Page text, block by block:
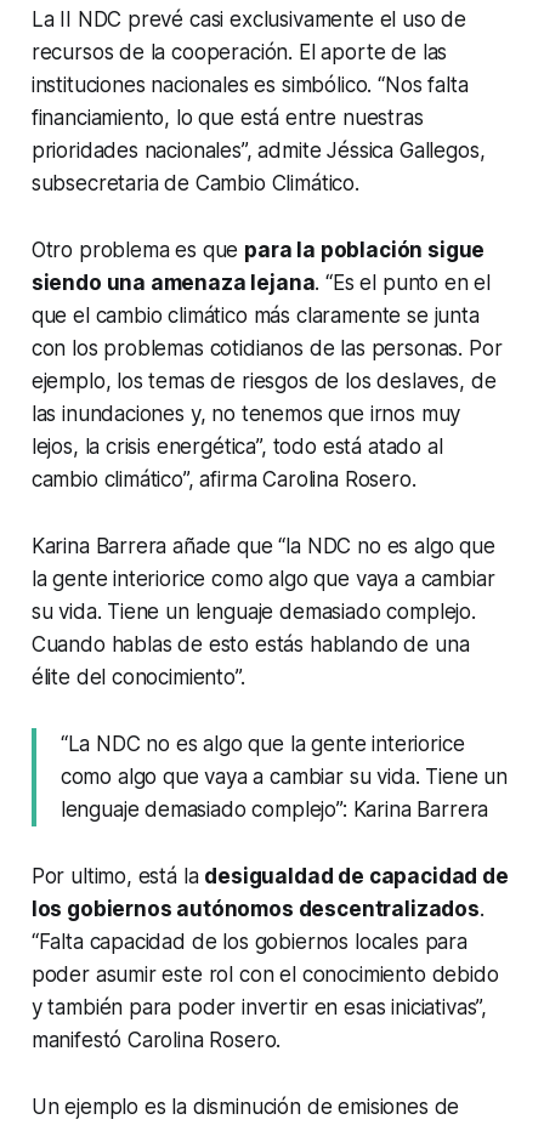
La II NDC prevé casi exclusivamente el uso de
recursos de la cooperación. El aporte de las
instituciones nacionales es simbólico. “Nos falta
financiamiento, lo que está entre nuestras
prioridades nacionales”, admite Jéssica Gallegos,
subsecretaria de Cambio Climático.
Otro problema es que para la población sigue
siendo una amenaza lejana. “Es el punto en el
que el cambio climático más claramente se junta
con los problemas cotidianos de las personas. Por
ejemplo, los temas de riesgos de los deslaves, de
las inundaciones y, no tenemos que irnos muy
lejos, la crisis energética”, todo está atado al
cambio climático”, afirma Carolina Rosero.
Karina Barrera añade que “la NDC no es algo que
la gente interiorice como algo que vaya a cambiar
su vida. Tiene un lenguaje demasiado complejo.
Cuando hablas de esto estás hablando de una
élite del conocimiento”.
“La NDC no es algo que la gente interiorice
como algo que vaya a cambiar su vida. Tiene un
lenguaje demasiado complejo”: Karina Barrera
Por ultimo, está la desigualdad de capacidad de
los gobiernos autónomos descentralizados.
“Falta capacidad de los gobiernos locales para
poder asumir este rol con el conocimiento debido
y también para poder invertir en esas iniciativas”,
manifestó Carolina Rosero.
Un ejemplo es la disminución de emisiones de